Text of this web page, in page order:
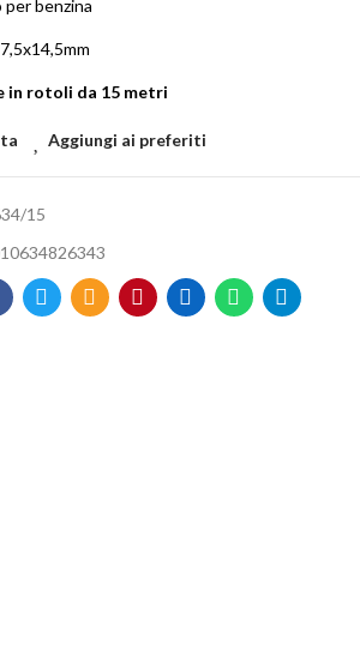
benzina
in rotoli da 15 metri
Aggiungi ai preferiti
15